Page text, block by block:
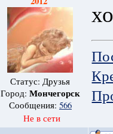
Статус: Друзья
Город: Мончегорск
Сообщения: 566
Не в сети